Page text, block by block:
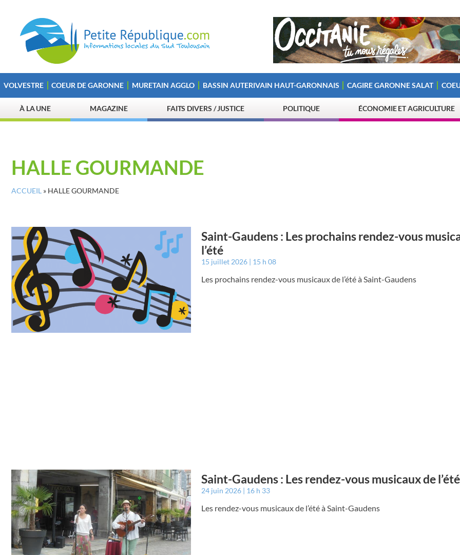
VOLVESTRE COEUR DE GARONNE MURETAIN AGGLO BASSIN AUTERIVAIN HAUT-GARONNAIS CAGIRE GARONNE SALAT
À LA UNE MAGAZINE FAITS DIVERS / JUSTICE POLITIQUE ÉCONOMIE ET AGRICULTURE
HALLE GOURMANDE
ACCUEIL » HALLE GOURMANDE
Saint-Gaudens : Les prochains rendez-vous
l’été
15 juillet 2026 15 h 08
Les prochains rendez-vous musicaux de l’été à Saint-Gaudens
Saint-Gaudens : Les rendez-vous musicaux de l’été
24 juin 2026 16 h 33
Les rendez-vous musicaux de l’été à Saint-Gaudens